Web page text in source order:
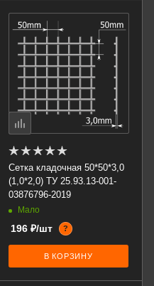
Сетка кладочная 50*50*3,0
(1,0*2,0) ТУ 25.93.13-001-
03876796-2019
Мало
196 ₽/шт ?
В КОРЗИНУ